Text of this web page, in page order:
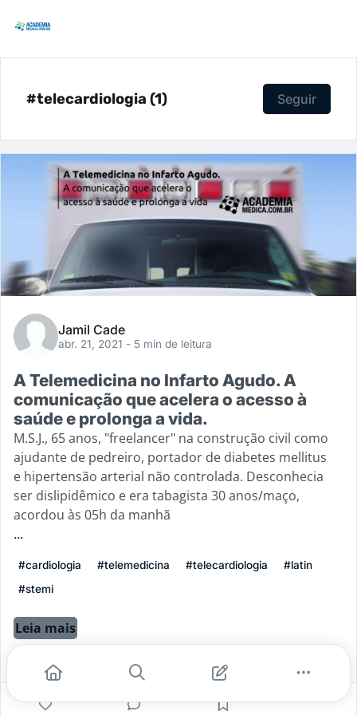
#telecardiologia (1) Seguir
Jamil Cade
abr. 21, 2021 - 5 min de leitura
A Telemedicina no Infarto Agudo. A
comunicação que acelera o acesso à
saúde e prolonga a vida.
M.S.J., 65 anos, "freelancer" na construção civil como
ajudante de pedreiro, portador de diabetes mellitus
e hipertensão arterial não controlada. Desconhecia
ser dislipidêmico e era tabagista 30 anos/maço,
acordou às 05h da manhã
...
#cardiologia #telemedicina #telecardiologia
#latin
#stemi
Leia mais